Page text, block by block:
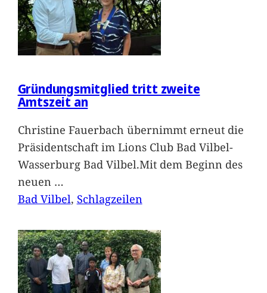
Gründungsmitglied tritt zweite
Amtszeit an
Christine Fauerbach übernimmt erneut die
Präsidentschaft im Lions Club Bad Vilbel-
Wasserburg Bad Vilbel.Mit dem Beginn des
neuen …
Bad Vilbel, Schlagzeilen